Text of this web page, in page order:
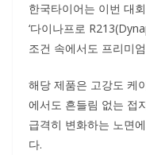
한국타이어는 이번 대
‘다이나프로
조건 속에서도 프리미
해당 제품은 고강도 케
에서도 흔들림 없는 접
급격히 변화하는 노면
다.